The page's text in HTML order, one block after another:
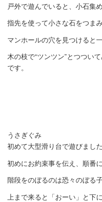
戸外で遊んでいると、小石集
指先を使って小さな石をつま
マンホールの穴を見つけると
木の枝で“ツンツン”とつつい
です。
うさぎぐみ
初めて大型滑り台で遊びました
初めにお約束事を伝え、順番
階段をのぼるのは恐々のぼる
上まで来ると「おーい」と下